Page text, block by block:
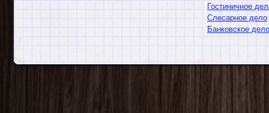
Гостиничное
Слесарное дело
Банковское дело